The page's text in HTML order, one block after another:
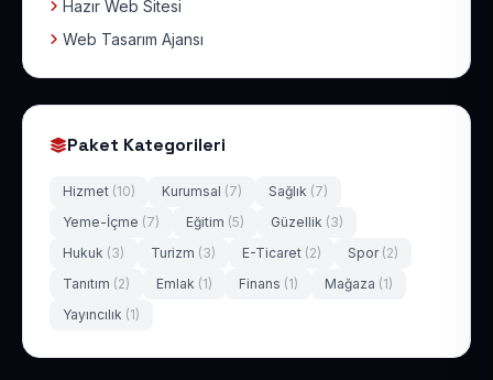
Hazır Web Sitesi
Web Tasarım Ajansı
Paket Kategorileri
Hizmet (10) Kurumsal (7) Sağlık (7)
Yeme-İçme (7) Eğitim (5) Güzellik (3)
Hukuk (3) Turizm (3) E-Ticaret (2) Spor (2)
Tanıtım (2) Emlak (1) Finans (1) Mağaza (1)
Yayıncılık (1)